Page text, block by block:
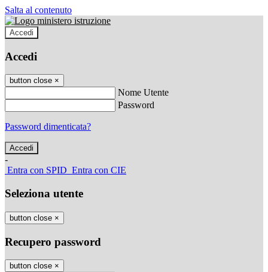
Salta al contenuto
Accedi
Accedi
button close ×
Nome Utente
Password
Password dimenticata?
-
Entra con SPID Entra con CIE
Seleziona utente
button close ×
Recupero password
button close ×